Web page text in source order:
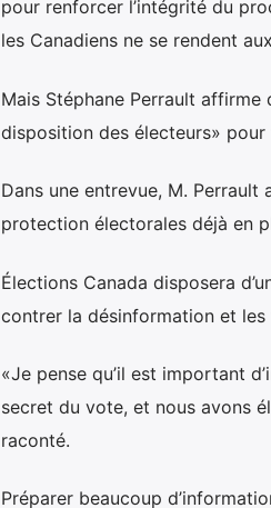
pour renforcer l’intégrité du
les Canadiens ne se rendent
Mais Stéphane Perrault
disposition des électeurs» pour
Dans une entrevue, M. Perrault
protection électorales déjà en
Élections Canada disposera
contrer la désinformation et
«Je pense qu’il est important
secret du vote, et nous avons
raconté.
Préparer beaucoup